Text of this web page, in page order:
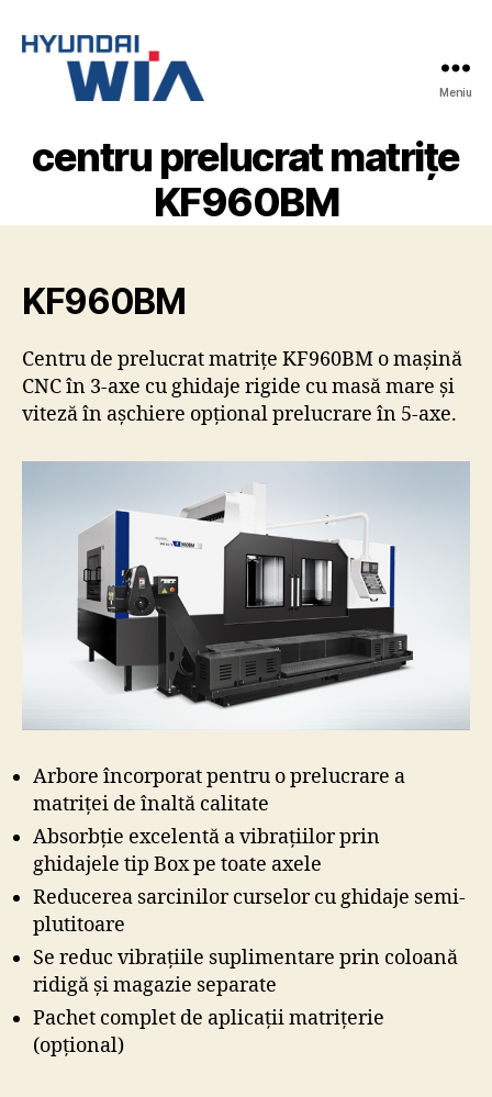
Mașini
Meniu
centru prelucrat matrițe
KF960BM
KF960BM
Centru de prelucrat matrițe KF960BM o mașină
CNC în 3-axe cu ghidaje rigide cu masă mare și
viteză în așchiere opțional prelucrare în 5-axe.
Arbore încorporat pentru o prelucrare a
matriței de înaltă calitate
Absorbție excelentă a vibrațiilor prin
ghidajele tip Box pe toate axele
Reducerea sarcinilor curselor cu ghidaje semi-
plutitoare
Se reduc vibrațiile suplimentare prin coloană
ridigă și magazie separate
Pachet complet de aplicații matrițerie
(opțional)